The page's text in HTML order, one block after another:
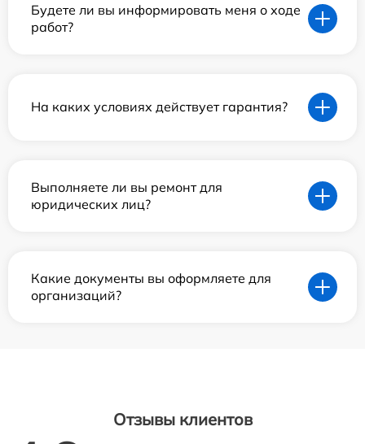
Будете ли вы информировать меня о ходе
работ?
На каких условиях действует гарантия?
Выполняете ли вы ремонт для
юридических лиц?
Какие документы вы оформляете для
организаций?
Отзывы клиентов